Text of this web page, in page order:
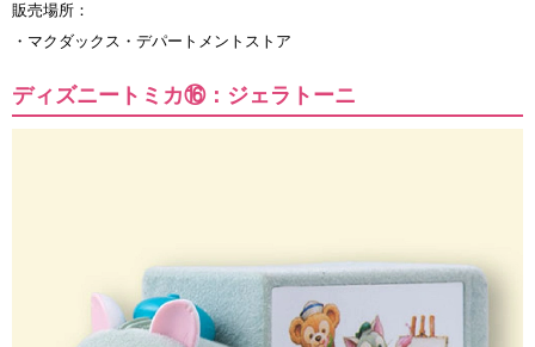
販売場所：
・マクダックス・デパートメントストア
ディズニートミカ⑯：ジェラトーニ